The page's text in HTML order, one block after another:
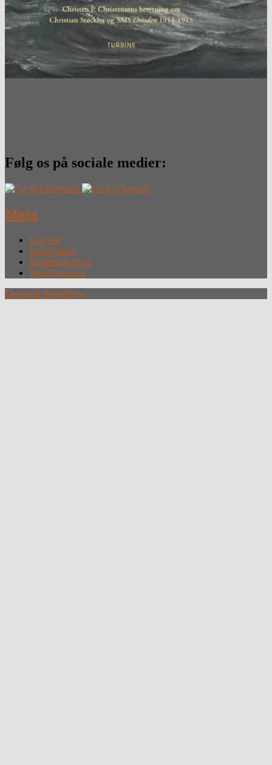
Følg os på sociale medier:
Meta
Log ind
Indlægsfeed
Kommentarfeed
WordPress.org
Drevet af WordPress